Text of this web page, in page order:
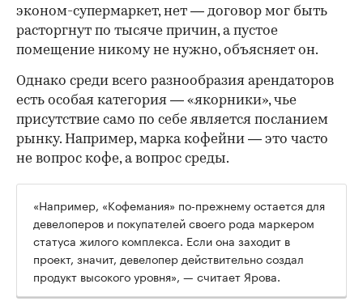
эконом-супермаркет, нет — договор мог быть
расторгнут по тысяче причин, а пустое
помещение никому не нужно, объясняет он.
Однако среди всего разнообразия арендаторов
есть особая категория — «якорники», чье
присутствие само по себе является посланием
рынку. Например, марка кофейни — это часто
не вопрос кофе, а вопрос среды.
«Например, «Кофемания» по-прежнему остается для
девелоперов и покупателей своего рода маркером
статуса жилого комплекса. Если она заходит в
проект, значит, девелопер действительно создал
продукт высокого уровня», — считает Ярова.